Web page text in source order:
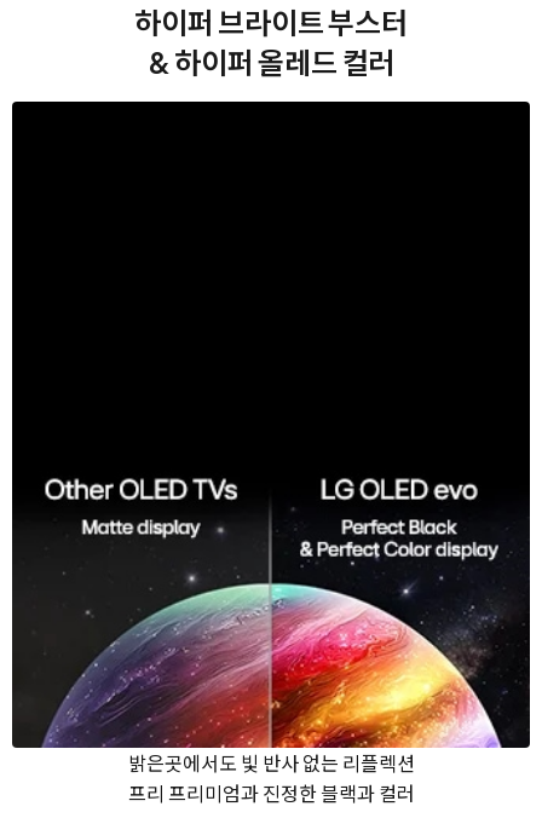
하이퍼 브라이트 부스터
& 하이퍼 올레드 컬러
밝은곳에서도 빛 반사 없는 리플렉션
프리 프리미엄과 진정한 블랙과 컬러